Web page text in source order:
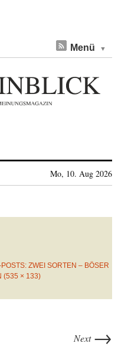
Menü
Mo, 10. Aug 2026
POSTS: ZWEI SORTEN – BÖSER
(535 × 133)
Next →